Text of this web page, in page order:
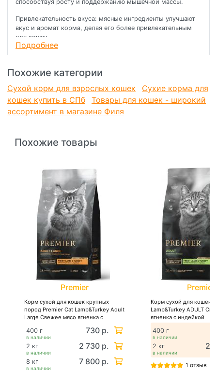
способствуя росту и поддержанию мышечной массы.
Привлекательность вкуса: мясные ингредиенты улучшают
вкус и аромат корма, делая его более привлекательным
для кошек.
Переводить на корм «Одно Мясо», необходимо постепенно
. Рекомендуемое количество корма может быть увеличено
или уменьшено, исходя из особенностей вашего питомца
(возраста, его активности, обмена веществ), а также
условий окружающей среды и времени года.
Подробнее
Похожие категории
Сухой корм для взрослых кошек
Сухие корма для
кошек купить в СПб
Товары для кошек - широкий
ассортимент в магазине Филя
Похожие товары
Premier
Корм сухой для кошек крупных
пород Premier Cat Lamb&Turkey Adult
Large Свежее мясо ягненка с
в наличии
400 г 730 р.
в наличии
2 кг 2 730 р.
в наличии
8 кг 7 800 р.
Premier
Корм сухой для кошек
Lamb&Turkey ADULT
ягненка с индейкой
в наличии
400 г
в наличии
2 кг 2
1 отзыв